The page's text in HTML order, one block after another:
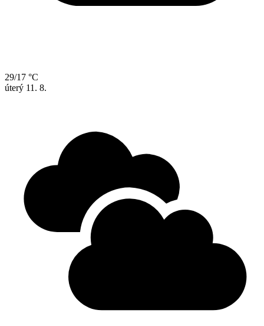
29/17 °C
úterý 11. 8.